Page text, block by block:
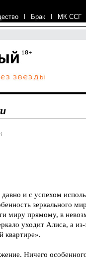
| Брак | МК ССГ
и с успехом
зеркального
миру прямому, в
уходит Алиса, а из-
квартире».
Ничего